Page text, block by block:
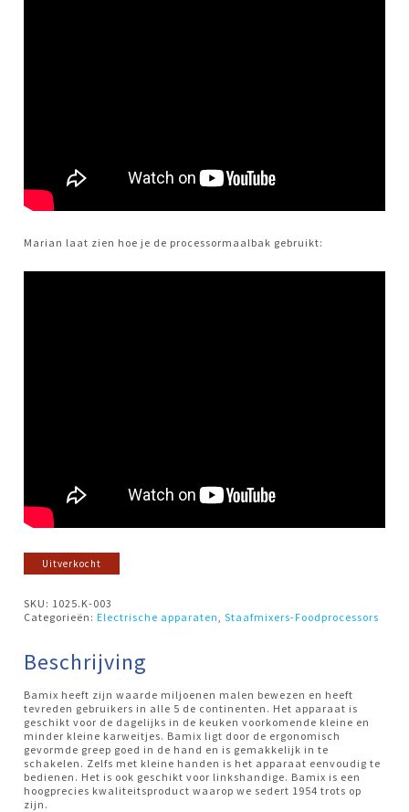
Marian laat zien hoe je de processormaalbak gebruikt:
Uitverkocht
SKU: 1025.K-003
Categorieën:Electrische apparaten ,Staafmixers-Foodprocessors
Beschrijving
Bamix heeft zijn waarde miljoenen malen bewezen en heeft
tevreden gebruikers in alle 5 de continenten. Het apparaat is
geschikt voor de dagelijks in de keuken voorkomende kleine en
minder kleine karweitjes. Bamix ligt door de ergonomisch
gevormde greep goed in de hand en is gemakkelijk in te
schakelen. Zelfs met kleine handen is het apparaat eenvoudig te
bedienen. Het is ook geschikt voor linkshandige. Bamix is een
hoogprecies kwaliteitsproduct waarop we sedert 1954 trots op
zijn.